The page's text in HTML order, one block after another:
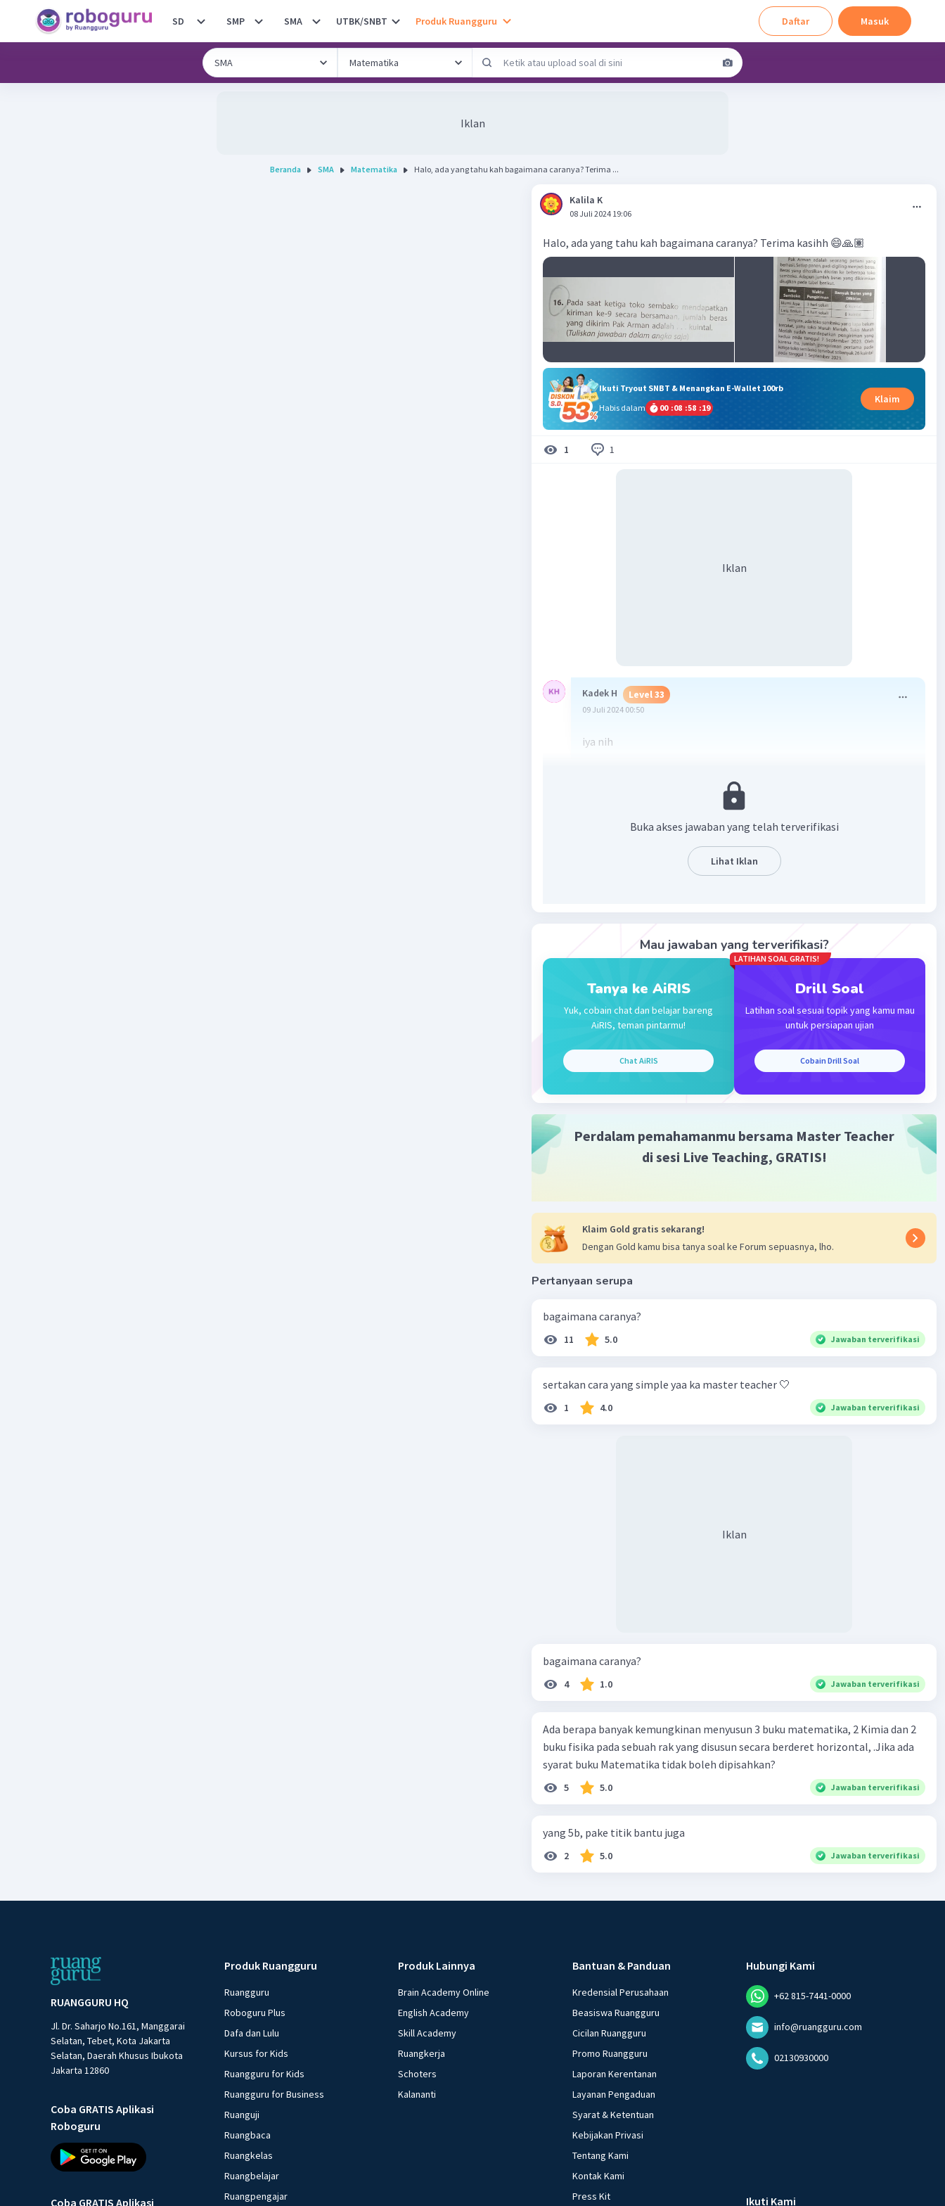
SD SMP SMA UTBK/SNBT Produk Ruangguru Daftar Masuk
Iklan
Beranda SMA Matematika Halo, ada yang tahu kah bagaimana caranya? Terima ...
Kalila K
08 Juli 2024 19:06
Halo, ada yang tahu kah bagaimana caranya? Terima kasihh 😄🙏🏽
Ikuti Tryout SNBT & Menangkan E-Wallet 100rb
Habis dalam
00 :08 :58 :18
Klaim
1 1
Iklan
Kadek H Level 33
09 Juli 2024 00:50
iya nih
Buka akses jawaban yang telah terverifikasi
Lihat Iklan
Mau jawaban yang terverifikasi?
Tanya ke AiRIS
Yuk, cobain chat dan belajar bareng
AiRIS, teman pintarmu!
Chat AiRIS
LATIHAN SOAL GRATIS!
Drill Soal
Latihan soal sesuai topik yang kamu mau
untuk persiapan ujian
Cobain Drill Soal
Perdalam pemahamanmu bersama Master Teacher
di sesi Live Teaching, GRATIS!
Klaim Gold gratis sekarang!
Dengan Gold kamu bisa tanya soal ke Forum sepuasnya, lho.
Pertanyaan serupa
bagaimana caranya?
11 5.0 Jawaban terverifikasi
sertakan cara yang simple yaa ka master teacher 🤍
1 4.0 Jawaban terverifikasi
Iklan
bagaimana caranya?
4 1.0 Jawaban terverifikasi
Ada berapa banyak kemungkinan menyusun 3 buku matematika, 2 Kimia dan 2
buku fisika pada sebuah rak yang disusun secara berderet horizontal, .Jika ada
syarat buku Matematika tidak boleh dipisahkan?
5 5.0 Jawaban terverifikasi
yang 5b, pake titik bantu juga
2 5.0 Jawaban terverifikasi
RUANGGURU HQ
Jl. Dr. Saharjo No.161, Manggarai
Selatan, Tebet, Kota Jakarta
Selatan, Daerah Khusus Ibukota
Jakarta 12860
Coba GRATIS Aplikasi
Roboguru
Coba GRATIS Aplikasi
Produk Ruangguru
Ruangguru
Roboguru Plus
Dafa dan Lulu
Kursus for Kids
Ruangguru for Kids
Ruangguru for Business
Ruanguji
Ruangbaca
Ruangkelas
Ruangbelajar
Ruangpengajar
Produk Lainnya
Brain Academy Online
English Academy
Skill Academy
Ruangkerja
Schoters
Kalananti
Bantuan & Panduan
Kredensial Perusahaan
Beasiswa Ruangguru
Cicilan Ruangguru
Promo Ruangguru
Laporan Kerentanan
Layanan Pengaduan
Syarat & Ketentuan
Kebijakan Privasi
Tentang Kami
Kontak Kami
Press Kit
Hubungi Kami
+62 815-7441-0000
info@ruangguru.com
02130930000
Ikuti Kami